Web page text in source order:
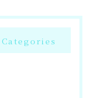
Categories